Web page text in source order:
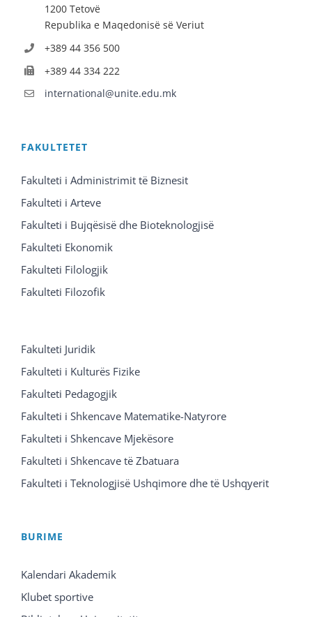
1200 Tetovë
Republika e Maqedonisë së Veriut
+389 44 356 500
+389 44 334 222
international@unite.edu.mk
FAKULTETET
Fakulteti i Administrimit të Biznesit
Fakulteti i Arteve
Fakulteti i Bujqësisë dhe Bioteknologjisë
Fakulteti Ekonomik
Fakulteti Filologjik
Fakulteti Filozofik
Fakulteti Juridik
Fakulteti i Kulturës Fizike
Fakulteti Pedagogjik
Fakulteti i Shkencave Matematike-Natyrore
Fakulteti i Shkencave Mjekësore
Fakulteti i Shkencave të Zbatuara
Fakulteti i Teknologjisë Ushqimore dhe të Ushqyerit
BURIME
Kalendari Akademik
Klubet sportive